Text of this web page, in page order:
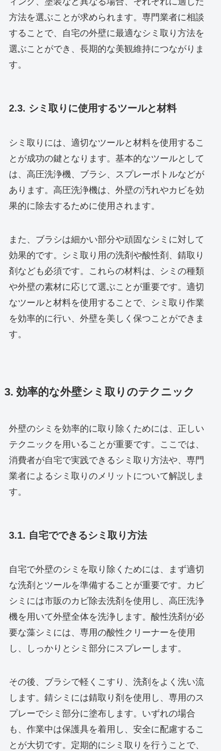
方法を選ぶことが求められます。専門業者に相談
することで、自宅の外壁に最適なシミ取り方法を
選ぶことができ、長期的な美観維持につながりま
す。
2.3. シミ取りに使用するツールと材料
シミ取りには、適切なツールと材料を使用するこ
とが成功の鍵となります。基本的なツールとして
は、高圧洗浄機、ブラシ、スプレーボトルなどが
あります。高圧洗浄機は、外壁の汚れやカビを効
果的に除去するために使用されます。
また、ブラシは細かい部分や頑固なシミに対して
効果的です。シミ取り用の洗剤や酸性剤、錆取り
剤なども必須です。これらの材料は、シミの種類
や外壁の素材に応じて選ぶことが重要です。適切
なツールと材料を使用することで、シミ取り作業
を効率的に行い、外壁を美しく保つことができま
す。
3. 効率的な外壁シミ取りのテクニック
外壁のシミを効率的に取り除くためには、正しい
テクニックを用いることが重要です。ここでは、
消費者が自宅で実践できるシミ取り方法や、専門
業者によるシミ取りのメリットについて解説しま
す。
3.1. 自宅でできるシミ取り方法
自宅で外壁のシミを取り除くためには、まず適切
な洗剤とツールを準備することが重要です。カビ
シミには市販のカビ除去洗剤を使用し、高圧洗浄
機を用いて外壁全体を洗浄します。酸性洗剤が必
要な藻シミには、専用の酸性クリーナーを使用
し、しっかりとシミ部分にスプレーします。
その後、ブラシで軽くこすり、洗剤をよく洗い流
します。錆シミには錆取り剤を使用し、専用のス
プレーでシミ部分に塗布します。いずれの場合
も、作業中は保護具を着用し、安全に配慮するこ
とが大切です。定期的にシミ取りを行うことで、